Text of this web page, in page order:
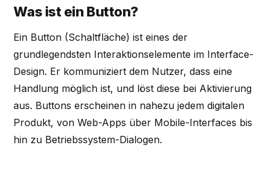
Was ist ein Button?
Ein Button (Schaltfläche) ist eines der
grundlegendsten Interaktionselemente im Interface-
Design. Er kommuniziert dem Nutzer, dass eine
Handlung möglich ist, und löst diese bei Aktivierung
aus. Buttons erscheinen in nahezu jedem digitalen
Produkt, von Web-Apps über Mobile-Interfaces bis
hin zu Betriebssystem-Dialogen.